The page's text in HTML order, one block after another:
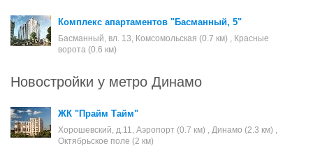
Комплекс апартаментов "Басманный, 5"
Басманный, вл. 13, Комсомольская (0.7 км) , Красные
ворота (0.6 км)
Новостройки у метро Динамо
ЖК "Прайм Тайм"
Хорошевский, д.11, Аэропорт (0.7 км) , Динамо (2.3 км) ,
Октябрьское поле (2 км)